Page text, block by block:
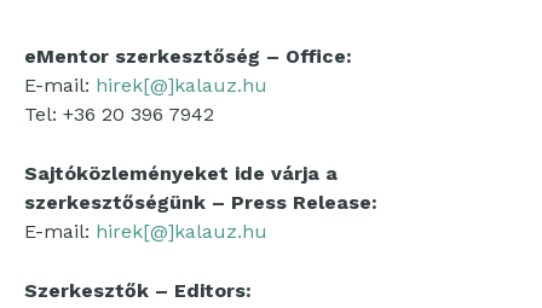
eMentor szerkesztőség – Office:
E-mail: hirek[@]kalauz.hu
Tel: +36 20 396 7942
Sajtóközleményeket ide várja a
szerkesztőségünk – Press Release:
E-mail: hirek[@]kalauz.hu
Szerkesztők – Editors: